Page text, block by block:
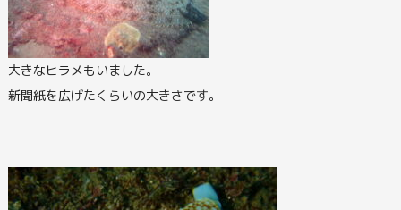
大きなヒラメもいました。
新聞紙を広げたくらいの大きさです。